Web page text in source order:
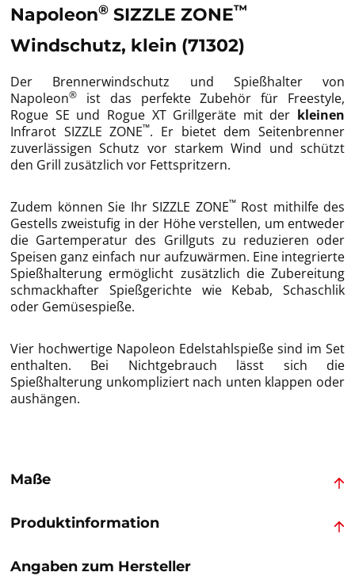
Napoleon® SIZZLE ZONE™
Windschutz, klein (71302)
Der Brennerwindschutz und Spießhalter von
Napoleon®
ist das perfekte Zubehör für Freestyle,
Rogue SE und Rogue XT Grillgeräte mit der kleinen
Infrarot SIZZLE ZONE™. Er bietet dem Seitenbrenner
zuverlässigen Schutz vor starkem Wind und schützt
den Grill zusätzlich vor Fettspritzern.
Zudem können Sie Ihr SIZZLE ZONE™Rost mithilfe des
Gestells zweistufig in der Höhe verstellen, um entweder
die Gartemperatur des Grillguts zu reduzieren oder
Speisen ganz einfach nur aufzuwärmen. Eine integrierte
Spießhalterung ermöglicht zusätzlich die Zubereitung
schmackhafter Spießgerichte wie Kebab, Schaschlik
oder Gemüsespieße.
Vier hochwertige Napoleon Edelstahlspieße sind im Set
enthalten. Bei Nichtgebrauch lässt sich die
Spießhalterung unkompliziert nach unten klappen oder
aushängen.
Maße
Produktinformation
Angaben zum Hersteller